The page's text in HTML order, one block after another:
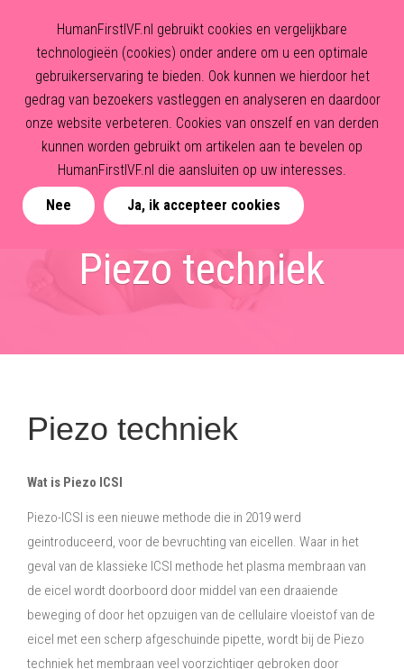
Piezo techniek
Piezo techniek
Wat is Piezo ICSI
Piezo-ICSI is een nieuwe methode die in 2019 werd
geintroduceerd, voor de bevruchting van eicellen. Waar in het
geval van de klassieke ICSI methode het plasma membraan van
de eicel wordt doorboord door middel van een draaiende
beweging of door het opzuigen van de cellulaire vloeistof van de
eicel met een scherp afgeschuinde pipette, wordt bij de Piezo
techniek het membraan veel voorzichtiger gebroken door
HumanFirstIVF.nl gebruikt cookies en vergelijkbare
technologieën (cookies) onder andere om u een optimale
gebruikerservaring te bieden. Ook kunnen we hierdoor het
gedrag van bezoekers vastleggen en analyseren en daardoor
onze website verbeteren. Cookies van onszelf en van derden
kunnen worden gebruikt om artikelen aan te bevelen op
HumanFirstIVF.nl die aansluiten op uw interesses.
Nee Ja, ik accepteer cookies